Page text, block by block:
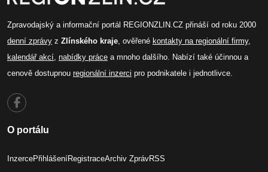
Zpravodajský a informační portál REGIONZLIN.CZ přináší od roku 2000
denní zprávy z Zlínského kraje, ověřené kontakty na regionální firmy,
kalendář akcí, nabídky práce a mnoho dalšího. Nabízí také účinnou a
cenově dostupnou regionální inzerci pro podnikatele i jednotlivce.
O portálu
InzercePřihlášeníRegistraceArchiv ZprávRSS